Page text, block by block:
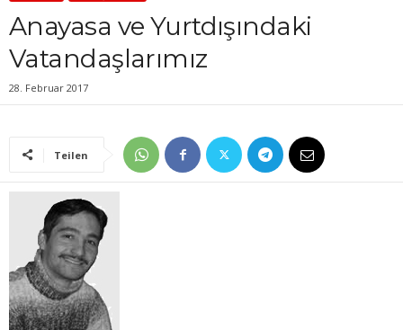
Anayasa ve Yurtdışındaki
Vatandaşlarımız
28. Februar 2017
Teilen